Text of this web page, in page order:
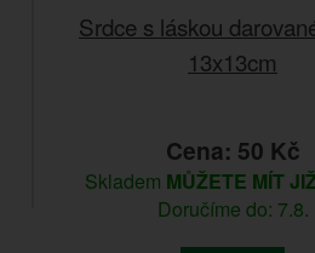
Srdce s láskou
13x13cm
Cena: 50 Kč
Skladem MŮŽETE MÍT
Doručíme do: 7.8.